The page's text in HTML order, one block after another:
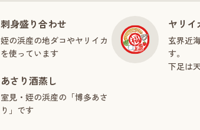
刺身盛り合わせ
姪の浜産の地ダコやヤリイカ
を使っています
ヤリイ
玄界近
す。
下足は
あさり酒蒸し
室見・姪の浜産の「博多あさ
り」です